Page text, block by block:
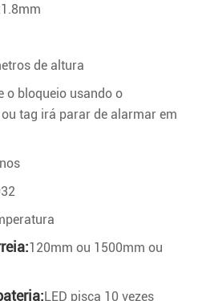
1.8mm
de altura
o bloqueio usando o
tag irá parar de alarmar em
120mm ou 1500mm ou
LED pisca 10 vezes